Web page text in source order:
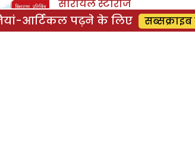
सीरीयल स्टोरीज
छितराया प्रतिबिंब
आर्टिकल पढ़ने के लिए